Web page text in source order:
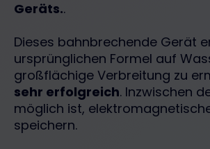
Geräts..
Dieses bahnbrechende Gerät
ursprünglichen Formel auf
großflächige Verbreitung zu
sehr erfolgreich. Inzwischen
möglich ist,
speichern.